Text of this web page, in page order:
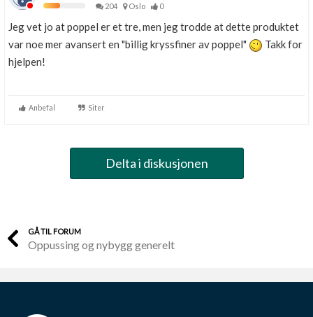
204
Oslo 0
Jeg vet jo at poppel er et tre, men jeg trodde at dette produktet
var noe mer avansert en "billig kryssfiner av poppel"
Takk for
hjelpen!
Anbefal Siter
Delta i diskusjonen
GÅ TIL FORUM
Oppussing og nybygg generelt